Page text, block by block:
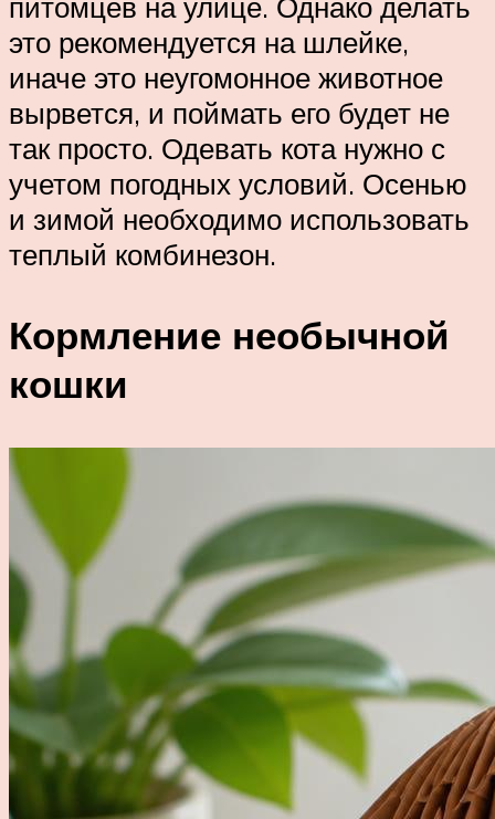
это рекомендуется на шлейке,
иначе это неугомонное животное
вырвется, и поймать его будет не
так просто. Одевать кота нужно с
учетом погодных условий. Осенью
и зимой необходимо использовать
теплый комбинезон.
Кормление необычной
кошки